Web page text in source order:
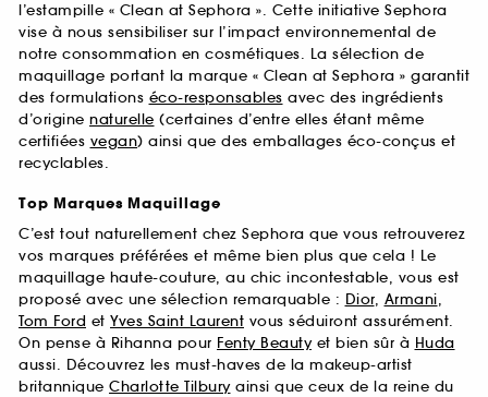
l’estampille « Clean at Sephora ». Cette initiative Sephora
vise à nous sensibiliser sur l’impact environnemental de
notre consommation en cosmétiques. La sélection de
maquillage portant la marque « Clean at Sephora » garantit
des formulations éco-responsables avec des ingrédients
d’origine naturelle (certaines d’entre elles étant même
certifiées vegan) ainsi que des emballages éco-conçus et
recyclables.
Top Marques Maquillage
C’est tout naturellement chez Sephora que vous retrouverez
vos marques préférées et même bien plus que cela ! Le
maquillage haute-couture, au chic incontestable, vous est
proposé avec une sélection remarquable : Dior, Armani,
Tom Ford et Yves Saint Laurent vous séduiront assurément.
On pense à Rihanna pour Fenty Beautyet bien sûr à Huda
aussi. Découvrez les must-haves de la makeup-artist
britannique Charlotte Tilburyainsi que ceux de la reine du